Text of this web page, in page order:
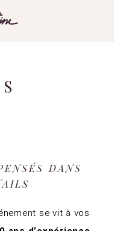
DANS
se vit à vos